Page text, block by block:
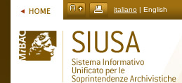
italiano | English